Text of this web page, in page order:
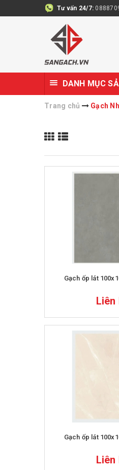
Tư vấn 24/7:
DANH MỤC
Trang chủ Gạch
Gạch ốp lát
Liên
Gạch ốp lát
Liên